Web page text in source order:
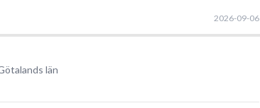
2026-09-06
län